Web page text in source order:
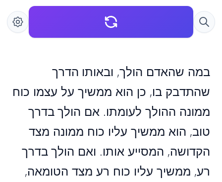
במה שהאדם הולך, ובאותו הדרך
שהתדבק בו, כן הוא ממשיך על עצמו כוח
ממונה ההולך לעומתו. אם הולך בדרך
טוב, הוא ממשיך עליו כוח ממונה מצד
הקדושה, המסייע אותו. ואם הולך בדרך
רע, ממשיך עליו כוח רע מצד הטומאה,